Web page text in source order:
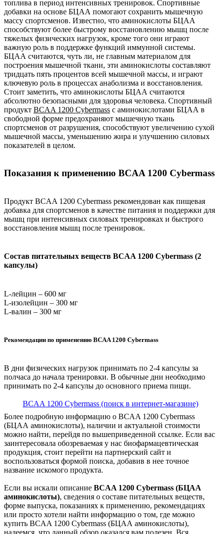
топлива в период интенсивных тренировок. Спортивные
добавки на основе БЦАА помогают сохранить мышечную
массу спортсменов. Известно, что аминокислоты БЦАА
способствуют более быстрому восстановлению мышц после
тяжелых физических нагрузок, кроме того они играют
важную роль в поддержке функций иммунной системы.
БЦАА считаются, чуть ли, не главным материалом для
построения мышечной ткани, эти аминокислоты составляют
тридцать пять процентов всей мышечной массы, и играют
ключевую роль в процессах анаболизма и восстановления.
Стоит заметить, что аминокислоты БЦАА считаются
абсолютно безопасными для здоровья человека. Спортивный
продукт BCAA 1200 Cybermass с аминокислотами БЦАА в
свободной форме предохраняют мышечную ткань
спортсменов от разрушения, способствуют увеличению сухой
мышечной массы, уменьшению жира и улучшению силовых
показателей в целом.
Показания к применению BCAA 1200 Cybermass
Продукт BCAA 1200 Cybermass рекомендован как пищевая
добавка для спортсменов в качестве питания и поддержки для
мышц при интенсивных силовых тренировках и быстрого
восстановления мышц после тренировок.
Состав питательных веществ BCAA 1200 Cybermass (2
капсулы)
L-лейцин – 600 мг
L-изолейцин – 300 мг
L-валин – 300 мг
Рекомендации по применению BCAA 1200 Cybermass
В дни физических нагрузок принимать по 2-4 капсулы за
полчаса до начала тренировки. В обычные дни необходимо
принимать по 2-4 капсулы до основного приема пищи.
BCAA 1200 Cybermass (поиск в интернет-магазине)
Более подробную информацию о BCAA 1200 Cybermass
(БЦАА аминокислоты), наличии и актуальной стоимости
можно найти, перейдя по вышеприведенной ссылке. Если вас
заинтересовала обозреваемая у нас биофармацевтическая
продукция, стоит перейти на партнерский сайт и
воспользоваться формой поиска, добавив в нее точное
название искомого продукта.
Если вы искали описание BCAA 1200 Cybermass (БЦАА
аминокислоты), сведения о составе питательных веществ,
форме выпуска, показаниях к применению, рекомендациях
или просто хотели найти информацию о том, где можно
купить BCAA 1200 Cybermass (БЦАА аминокислоты),
надеемся, что данный обзор оказался вам полезен. Вся